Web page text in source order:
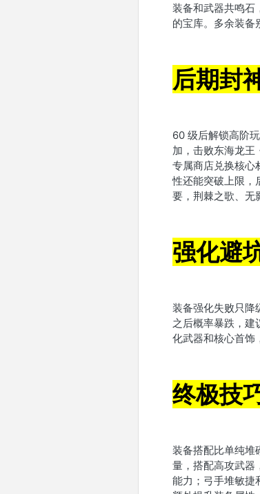
装备和武器共鸣石
的宝库。多余装备
后期封
60 级后解锁高阶
加，击败东海龙王
专属商店兑换核心
性还能突破上限，
要，荆棘之歌、无
强化避
装备强化失败只降
之后概率暴跌，建
化武器和核心首饰
终极技
装备搭配比单纯堆
量，搭配高攻武器
能力；弓手堆敏捷